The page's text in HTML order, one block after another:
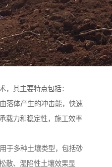
，其主要特点包括：
落体产生的冲击能，快速
载力和稳定性，施工效率
于多种土壤类型，包括砂
散、湿陷性土壤效果显